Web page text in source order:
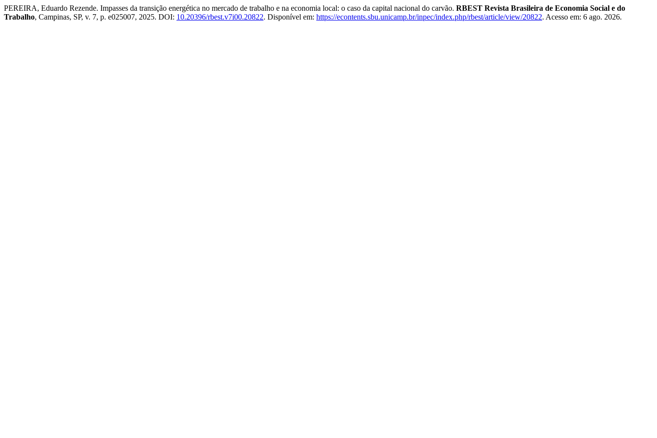
PEREIRA, Eduardo Rezende. Impasses da transição energética no mercado de trabalho e na economia local: o caso da capital nacional do carvão. RBEST Revista Brasileira de Economia Social e do
Trabalho, Campinas, SP, v. 7, p. e025007, 2025. DOI: 10.20396/rbest.v7i00.20822. Disponível em: https://econtents.sbu.unicamp.br/inpec/index.php/rbest/article/view/20822. Acesso em: 6 ago. 2026.